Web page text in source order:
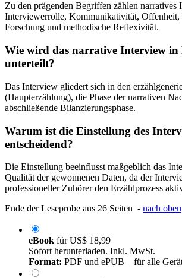
Zu den prägenden Begriffen zählen narratives
Interviewerrolle, Kommunikativität, Offenheit,
Forschung und methodische Reflexivität.
Wie wird das narrative Interview in
unterteilt?
Das Interview gliedert sich in den
(Haupterzählung), die Phase der narrativen
abschließende Bilanzierungsphase.
Warum ist die Einstellung des
entscheidend?
Die Einstellung beeinflusst maßgeblich das
Qualität der gewonnenen Daten, da der
professioneller Zuhörer den Erzählprozess
Ende der Leseprobe aus 26 Seiten - nach oben
eBook fürUS$ 18,99
Sofort herunterladen. Inkl. MwSt.
Format: PDF und ePUB – für alle